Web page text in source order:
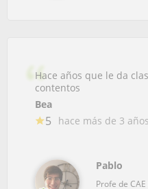
Hace años que le da
contentos
Bea
5 hace más de 3 años
Pablo
Profe de